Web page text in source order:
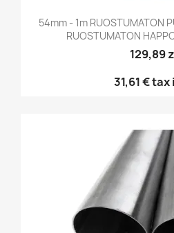
54mm - 1m RUOSTUMATON
RUOSTUMATON
129,89
31,61 €tax